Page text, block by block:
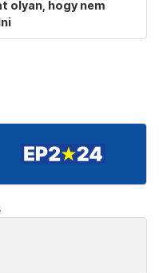
olyan, hogy nem